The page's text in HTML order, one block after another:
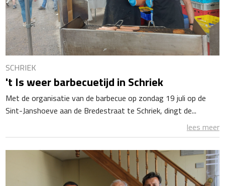
SCHRIEK
't Is weer barbecuetijd in Schriek
Met de organisatie van de barbecue op zondag 19 juli op de
Sint-Janshoeve aan de Bredestraat te Schriek, dingt de...
lees meer